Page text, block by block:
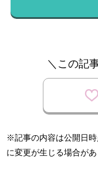
＼この記
※記事の内容は公開日
に変更が生じる場合があ